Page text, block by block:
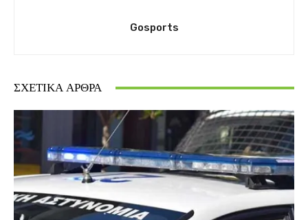
Gosports
ΣΧΕΤΙΚΆ ΆΡΘΡΑ